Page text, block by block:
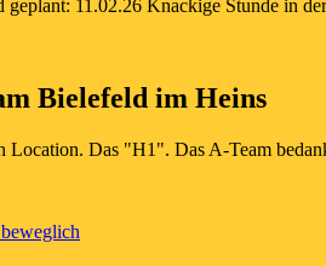
11.02.26 Knackige Stunde in
Bielefeld im Heins
Das "H1". Das A-Team